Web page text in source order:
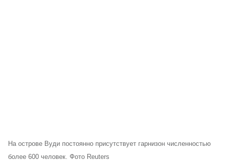
На острове Вуди постоянно присутствует гарнизон численностью
более 600 человек. Фото Reuters